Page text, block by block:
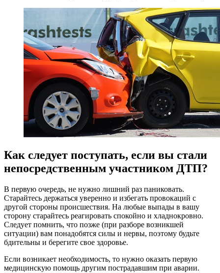
Как следует поступать, если вы стали
непосредственным участником ДТП?
В первую очередь, не нужно лишний раз паниковать.
Старайтесь держаться уверенно и избегать провокаций с
другой стороны происшествия. На любые выпады в вашу
сторону старайтесь реагировать спокойно и хладнокровно.
Следует помнить, что позже (при разборе возникшей
ситуации) вам понадобятся силы и нервы, поэтому будьте
бдительны и берегите свое здоровье.
Если возникает необходимость, то нужно оказать первую
медицинскую помощь другим пострадавшим при аварии.